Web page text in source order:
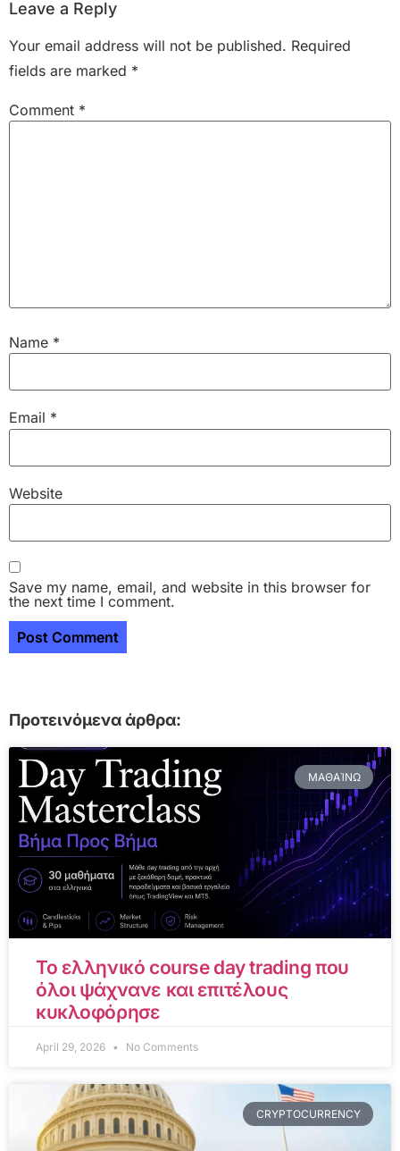
Leave a Reply
Your email address will not be published. Required
fields are marked *
Comment *
Name *
Email *
Website
Save my name, email, and website in this browser for
the next time I comment.
Προτεινόμενα άρθρα:
ΜΑΘΑΊΝΩ
Το ελληνικό course day trading που
όλοι ψάχνανε και επιτέλους
κυκλοφόρησε
April 29, 2026 No Comments
CRYPTOCURRENCY